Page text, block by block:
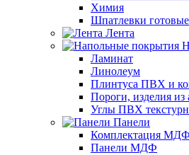
Химия
Шпатлевки готовые
Лента
Ламинат
Линолеум
Плинтуса ПВХ и
Пороги, изделия
Углы ПВХ
Панели
Комплектация
Панели МДФ